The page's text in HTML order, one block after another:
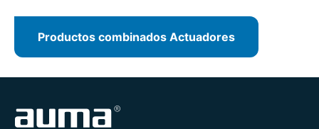
Productos combinados Actuadores